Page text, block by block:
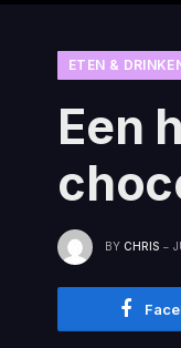
ETEN &
Een
BY CHRIS